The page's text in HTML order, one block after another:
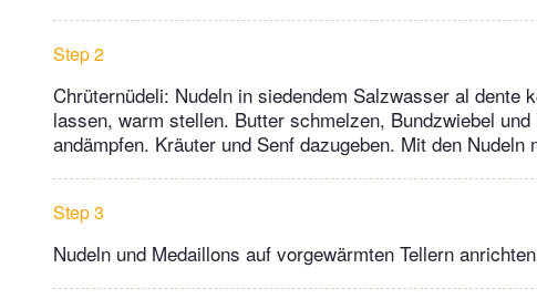
Step 2
Chrüternüdeli: Nudeln in siedendem Salzwasser al dente
lassen, warm stellen. Butter schmelzen, Bundzwiebel
andämpfen. Kräuter und Senf dazugeben. Mit den Nudeln
Step 3
Nudeln und Medaillons auf vorgewärmten Tellern